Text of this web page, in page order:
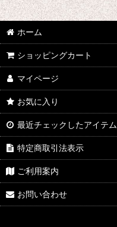
戦刻ナイトブラッド
ゾンビランドサガ
ジョジョの奇妙な冒険
さばげぶっ!
スーパーマリオブラザーズ
食戟のソーマ
サンタ コスプレ衣装
ホーム
ショッピングカート
マイページ
お気に入り
最近チェックしたアイテム
特定商取引法表示
ご利用案内
お問い合わせ